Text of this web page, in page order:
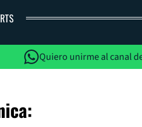
Quiero unirme al canal